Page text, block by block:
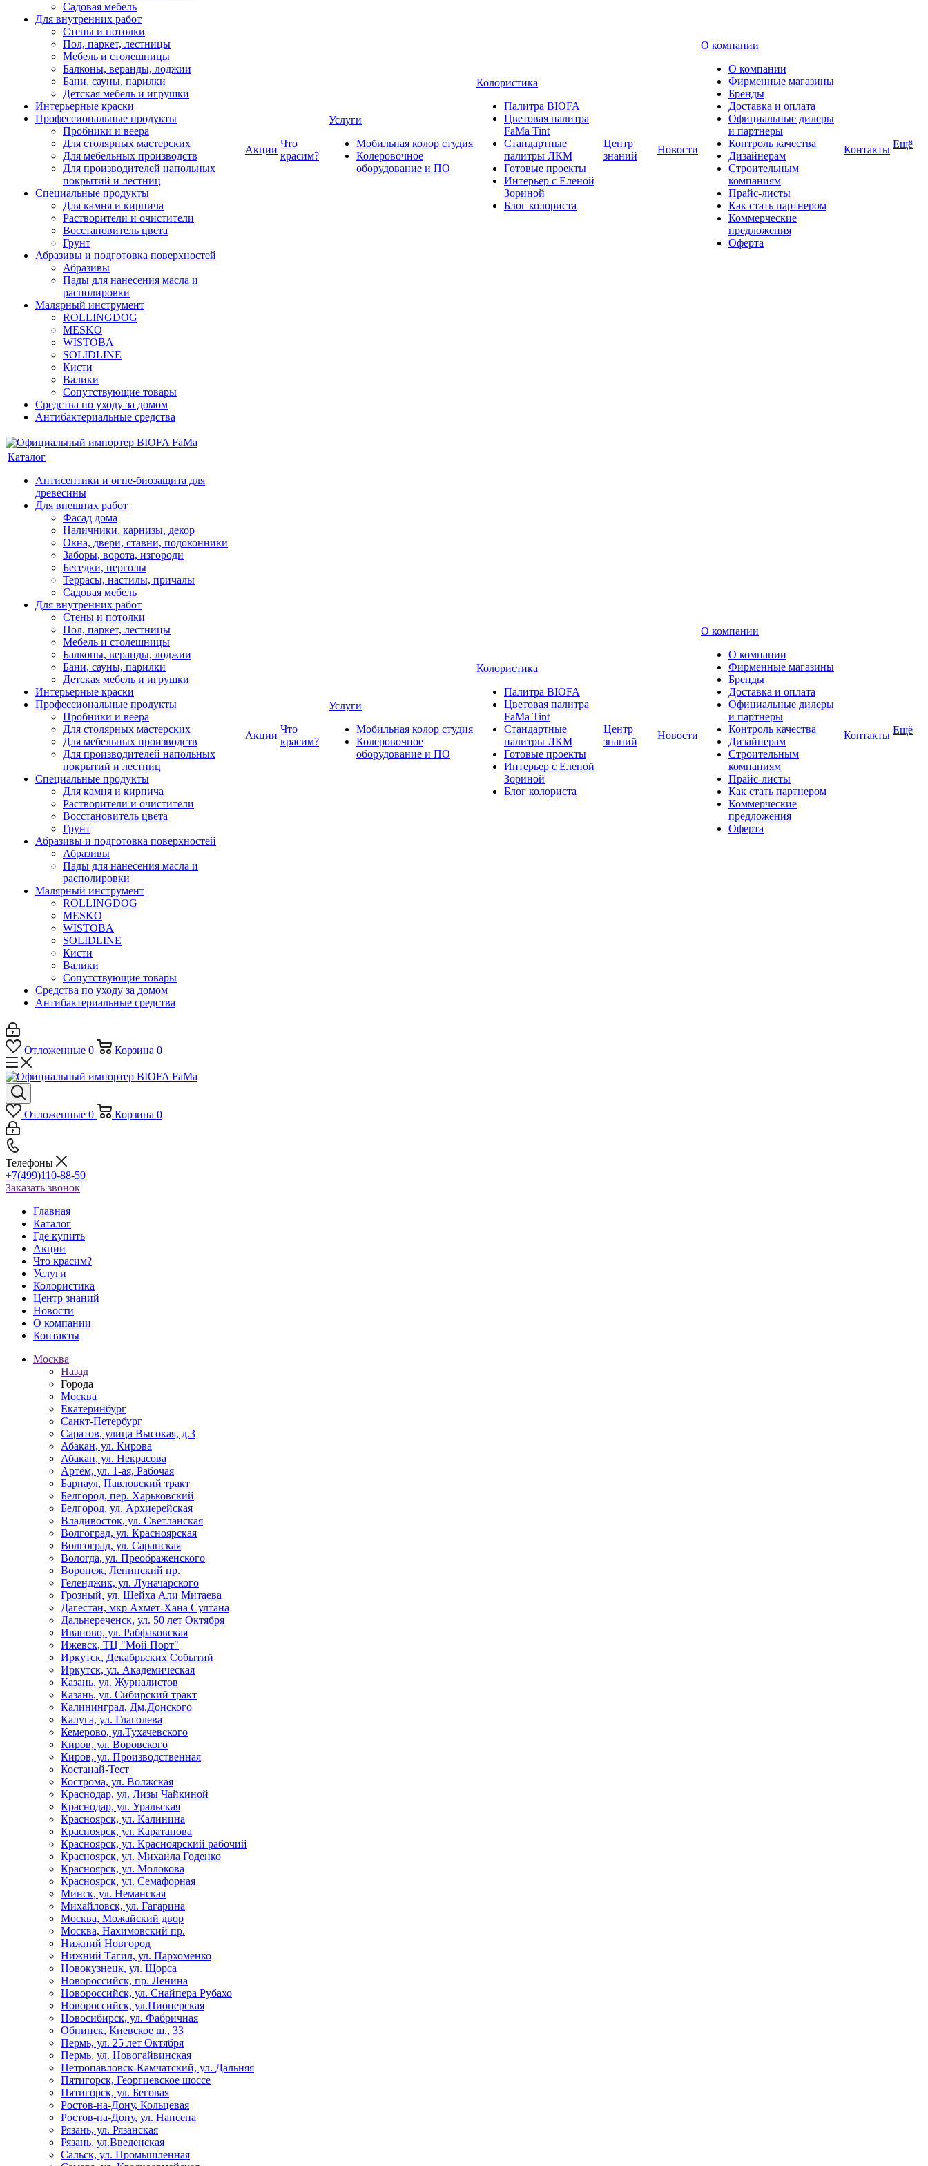
Садовая мебель
Для внутренних работ
Стены и потолки
Пол, паркет, лестницы
Мебель и столешницы
Балконы, веранды, лоджии
Бани, сауны, парилки
Детская мебель и игрушки
Интерьерные краски
Профессиональные продукты
Пробники и веера
Для столярных мастерских
Для мебельных производств
Для производителей напольных
покрытий и лестниц
Специальные продукты
Для камня и кирпича
Растворители и очистители
Восстановитель цвета
Грунт
Абразивы и подготовка поверхностей
Абразивы
Пады для нанесения масла и
располировки
Малярный инструмент
ROLLINGDOG
MESKO
WISTOBA
SOLIDLINE
Кисти
Валики
Сопутствующие товары
Средства по уходу за домом
Антибактериальные средства
Акции
Что
красим?
Услуги
Мобильная колор студия
Колеровочное
оборудование и ПО
Колористика
Палитра BIOFA
Цветовая палитра
FaMa Tint
Стандартные
палитры ЛКМ
Готовые проекты
Интерьер с Еленой
Зориной
Блог колориста
Центр
знаний
Новости
О компании
О компании
Фирменные магазины
Бренды
Доставка и оплата
Официальные дилеры
и партнеры
Контроль качества
Дизайнерам
Строительным
компаниям
Прайс-листы
Как стать партнером
Коммерческие
предложения
Оферта
Контакты Ещё
Каталог
Антисептики и огне-биозащита для
древесины
Для внешних работ
Фасад дома
Наличники, карнизы, декор
Окна, двери, ставни, подоконники
Заборы, ворота, изгороди
Беседки, перголы
Террасы, настилы, причалы
Садовая мебель
Для внутренних работ
Стены и потолки
Пол, паркет, лестницы
Мебель и столешницы
Балконы, веранды, лоджии
Бани, сауны, парилки
Детская мебель и игрушки
Интерьерные краски
Профессиональные продукты
Пробники и веера
Для столярных мастерских
Для мебельных производств
Для производителей напольных
покрытий и лестниц
Специальные продукты
Для камня и кирпича
Растворители и очистители
Восстановитель цвета
Грунт
Абразивы и подготовка поверхностей
Абразивы
Пады для нанесения масла и
располировки
Малярный инструмент
ROLLINGDOG
MESKO
WISTOBA
SOLIDLINE
Кисти
Валики
Сопутствующие товары
Средства по уходу за домом
Антибактериальные средства
Акции
Что
красим?
Услуги
Мобильная колор студия
Колеровочное
оборудование и ПО
Колористика
Палитра BIOFA
Цветовая палитра
FaMa Tint
Стандартные
палитры ЛКМ
Готовые проекты
Интерьер с Еленой
Зориной
Блог колориста
Центр
знаний
Новости
О компании
О компании
Фирменные магазины
Бренды
Доставка и оплата
Официальные дилеры
и партнеры
Контроль качества
Дизайнерам
Строительным
компаниям
Прайс-листы
Как стать партнером
Коммерческие
предложения
Оферта
Контакты Ещё
Отложенные 0 Корзина 0
Отложенные 0 Корзина 0
Телефоны
+7(499)110-88-59
Заказать звонок
Главная
Каталог
Где купить
Акции
Что красим?
Услуги
Колористика
Центр знаний
Новости
О компании
Контакты
Москва
Назад
Города
Москва
Екатеринбург
Санкт-Петербург
Саратов, улица Высокая, д.3
Абакан, ул. Кирова
Абакан, ул. Некрасова
Артём, ул. 1-ая, Рабочая
Барнаул, Павловский тракт
Белгород, пер. Харьковский
Белгород, ул. Архиерейская
Владивосток, ул. Светланская
Волгоград, ул. Красноярская
Волгоград, ул. Саранская
Вологда, ул. Преображенского
Воронеж, Ленинский пр.
Геленджик, ул. Луначарского
Грозный, ул. Шейха Али Митаева
Дагестан, мкр Ахмет-Хана Султана
Дальнереченск, ул. 50 лет Октября
Иваново, ул. Рабфаковская
Ижевск, ТЦ "Мой Порт"
Иркутск, Декабрьских Событий
Иркутск, ул. Академическая
Казань, ул. Журналистов
Казань, ул. Сибирский тракт
Калининград, Дм.Донского
Калуга, ул. Глаголева
Кемерово, ул.Тухачевского
Киров, ул. Воровского
Киров, ул. Производственная
Костанай-Тест
Кострома, ул. Волжская
Краснодар, ул. Лизы Чайкиной
Краснодар, ул. Уральская
Красноярск, ул. Калинина
Красноярск, ул. Каратанова
Красноярск, ул. Красноярский рабочий
Красноярск, ул. Михаила Годенко
Красноярск, ул. Молокова
Красноярск, ул. Семафорная
Минск, ул. Неманская
Михайловск, ул. Гагарина
Москва, Можайский двор
Москва, Нахимовский пр.
Нижний Новгород
Нижний Тагил, ул. Пархоменко
Новокузнецк, ул. Щорса
Новороссийск, пр. Ленина
Новороссийск, ул. Снайпера Рубахо
Новороссийск, ул.Пионерская
Новосибирск, ул. Фабричная
Обнинск, Киевское ш., 33
Пермь, ул. 25 лет Октября
Пермь, ул. Новогайвинская
Петропавловск-Камчатский, ул. Дальняя
Пятигорск, Георгиевское шоссе
Пятигорск, ул. Беговая
Ростов-на-Дону, Кольцевая
Ростов-на-Дону, ул. Нансена
Рязань, ул. Рязанская
Рязань, ул.Введенская
Сальск, ул. Промышленная